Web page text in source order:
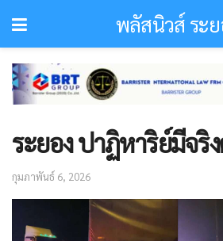
พลัสนิวส์ ระย
ระยอง ปาฏิหาริย์มีจริ
กุมภาพันธ์ 6, 2026